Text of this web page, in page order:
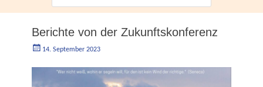
nach:
Berichte von der Zukunftskonferenz
Geschrieben
14. September 2023